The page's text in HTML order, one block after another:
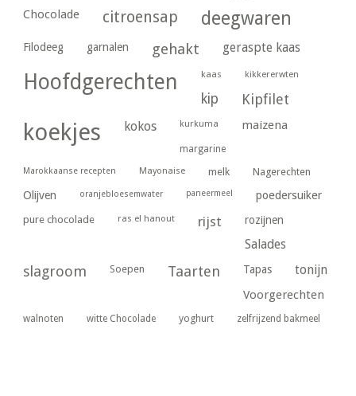
Chocolade citroensap deegwaren
Filodeeg garnalen gehakt geraspte kaas
Hoofdgerechten kaas kikkererwten
kip Kipfilet
koekjes kokos kurkuma maizena
margarine
Marokkaanse recepten Mayonaise melk Nagerechten
Olijven oranjebloesemwater paneermeel poedersuiker
pure chocolade ras el hanout rijst rozijnen
Salades
slagroom Soepen Taarten Tapas tonijn
Voorgerechten
walnoten witte Chocolade yoghurt zelfrijzend bakmeel